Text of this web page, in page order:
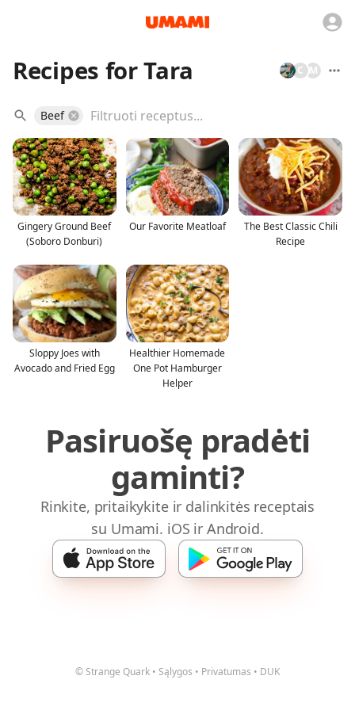
Recipes for Tara M
C
Beef
Gingery Ground Beef
(Soboro Donburi)
Our Favorite Meatloaf
The Best Classic Chili
Recipe
Sloppy Joes with
Avocado and Fried Egg
Healthier Homemade
One Pot Hamburger
Helper
Pasiruošę pradėti
gaminti?
Rinkite, pritaikykite ir dalinkitės receptais
su Umami. iOS ir Android.
© Strange Quark • Sąlygos • Privatumas • DUK